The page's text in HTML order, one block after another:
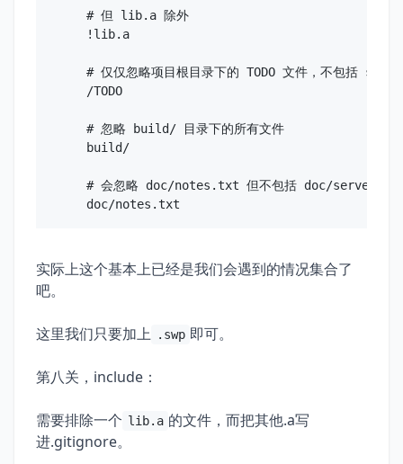
# 但 lib.a 除外
!lib.a
# 仅仅忽略项目根目录下的 TODO 文件，不包括
/TODO
# 忽略 build/ 目录下的所有文件
build/
# 会忽略 doc/notes.txt 但不包括 doc/server/
实际上这个基本上已经是我们会遇到的情况集合了
吧。
这里我们只要加上 .swp 即可。
第八关，include：
需要排除一个 lib.a 的文件，而把其他.a写
进.gitignore。